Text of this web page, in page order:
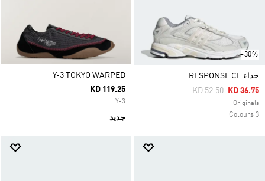
-30%
حذاء RESPONSE CL
Price Reduced
KD 52.50ToKD 36.75
Originals
3 Colours
Y-3 TOKYO WARPED
KD 119.25
Y-3
جديد